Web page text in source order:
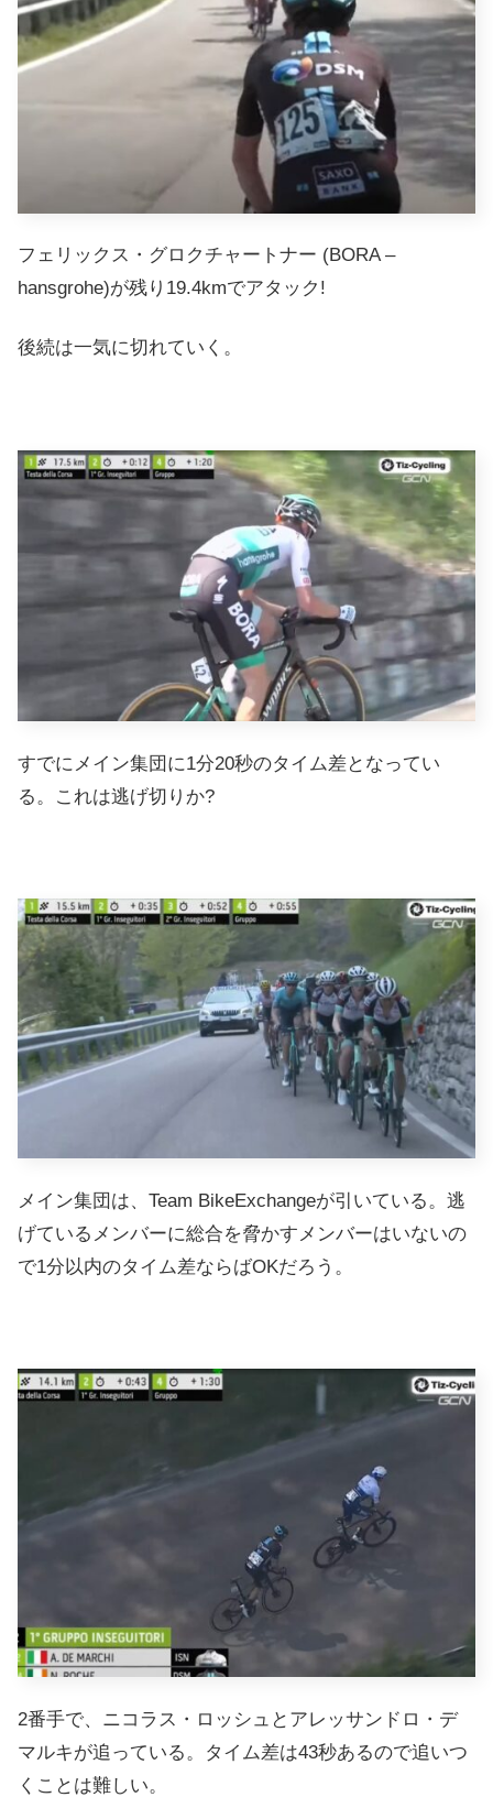
フェリックス・グロクチャートナー (BORA –
hansgrohe)が残り19.4kmでアタック!
後続は一気に切れていく。
すでにメイン集団に1分20秒のタイム差となってい
る。これは逃げ切りか?
メイン集団は、Team BikeExchangeが引いている。逃
げているメンバーに総合を脅かすメンバーはいないの
で1分以内のタイム差ならばOKだろう。
2番手で、ニコラス・ロッシュとアレッサンドロ・デ
マルキが追っている。タイム差は43秒あるので追いつ
くことは難しい。